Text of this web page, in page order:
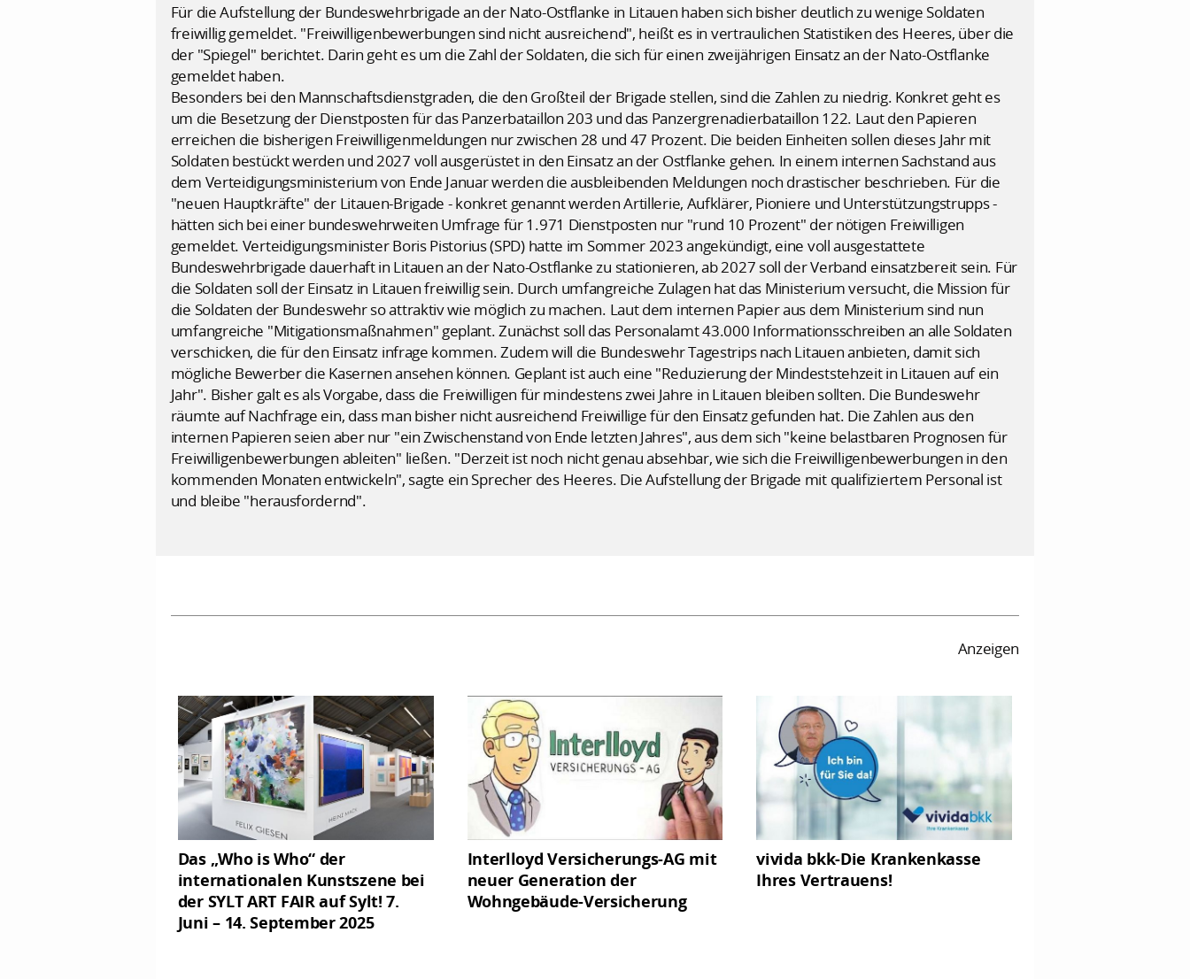
Für die Aufstellung der Bundeswehrbrigade an der Nato-Ostflanke in Litauen haben sich bisher deutlich zu wenige Soldaten
freiwillig gemeldet. "Freiwilligenbewerbungen sind nicht ausreichend", heißt es in vertraulichen Statistiken des Heeres, über die
der "Spiegel" berichtet. Darin geht es um die Zahl der Soldaten, die sich für einen zweijährigen Einsatz an der Nato-Ostflanke
gemeldet haben.
Besonders bei den Mannschaftsdienstgraden, die den Großteil der Brigade stellen, sind die Zahlen zu niedrig. Konkret geht es
um die Besetzung der Dienstposten für das Panzerbataillon 203 und das Panzergrenadierbataillon 122. Laut den Papieren
erreichen die bisherigen Freiwilligenmeldungen nur zwischen 28 und 47 Prozent. Die beiden Einheiten sollen dieses Jahr mit
Soldaten bestückt werden und 2027 voll ausgerüstet in den Einsatz an der Ostflanke gehen. In einem internen Sachstand aus
dem Verteidigungsministerium von Ende Januar werden die ausbleibenden Meldungen noch drastischer beschrieben. Für die
"neuen Hauptkräfte" der Litauen-Brigade - konkret genannt werden Artillerie, Aufklärer, Pioniere und Unterstützungstrupps -
hätten sich bei einer bundeswehrweiten Umfrage für 1.971 Dienstposten nur "rund 10 Prozent" der nötigen Freiwilligen
gemeldet. Verteidigungsminister Boris Pistorius (SPD) hatte im Sommer 2023 angekündigt, eine voll ausgestattete
Bundeswehrbrigade dauerhaft in Litauen an der Nato-Ostflanke zu stationieren, ab 2027 soll der Verband einsatzbereit sein. Für
die Soldaten soll der Einsatz in Litauen freiwillig sein. Durch umfangreiche Zulagen hat das Ministerium versucht, die Mission für
die Soldaten der Bundeswehr so attraktiv wie möglich zu machen. Laut dem internen Papier aus dem Ministerium sind nun
umfangreiche "Mitigationsmaßnahmen" geplant. Zunächst soll das Personalamt 43.000 Informationsschreiben an alle Soldaten
verschicken, die für den Einsatz infrage kommen. Zudem will die Bundeswehr Tagestrips nach Litauen anbieten, damit sich
mögliche Bewerber die Kasernen ansehen können. Geplant ist auch eine "Reduzierung der Mindeststehzeit in Litauen auf ein
Jahr". Bisher galt es als Vorgabe, dass die Freiwilligen für mindestens zwei Jahre in Litauen bleiben sollten. Die Bundeswehr
räumte auf Nachfrage ein, dass man bisher nicht ausreichend Freiwillige für den Einsatz gefunden hat. Die Zahlen aus den
internen Papieren seien aber nur "ein Zwischenstand von Ende letzten Jahres", aus dem sich "keine belastbaren Prognosen für
Freiwilligenbewerbungen ableiten" ließen. "Derzeit ist noch nicht genau absehbar, wie sich die Freiwilligenbewerbungen in den
kommenden Monaten entwickeln", sagte ein Sprecher des Heeres. Die Aufstellung der Brigade mit qualifiziertem Personal ist
und bleibe "herausfordernd".
Anzeigen
Das „Who is Who“ der
internationalen Kunstszene bei
der SYLT ART FAIR auf Sylt! 7.
Juni – 14. September 2025
Interlloyd Versicherungs-AG mit
neuer Generation der
Wohngebäude-Versicherung
vivida bkk-Die Krankenkasse
Ihres Vertrauens!